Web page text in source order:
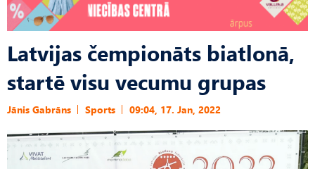
Latvijas čempionāts biatlonā,
startē visu vecumu grupas
Jānis Gabrāns Sports 09:04, 17. Jan, 2022